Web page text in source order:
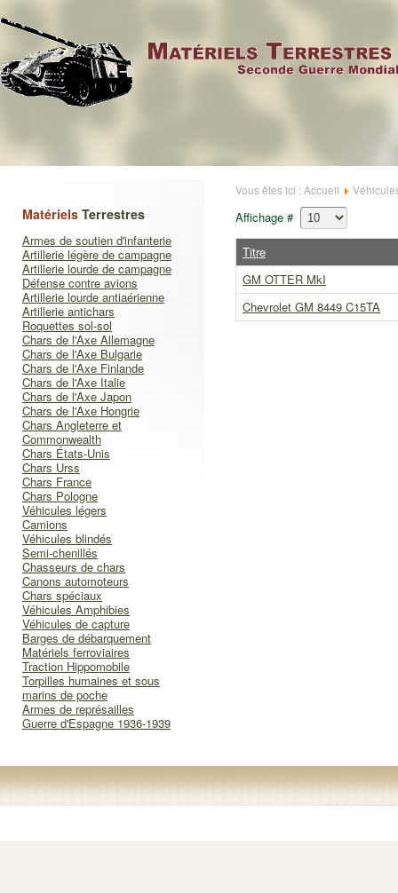
Matériels Terrestres
Armes de soutien d'infanterie
Artillerie légère de campagne
Artillerie lourde de campagne
Défense contre avions
Artillerie lourde antiaérienne
Artillerie antichars
Roquettes sol-sol
Chars de l'Axe Allemagne
Chars de l'Axe Bulgarie
Chars de l'Axe Finlande
Chars de l'Axe Italie
Chars de l'Axe Japon
Chars de l'Axe Hongrie
Chars Angleterre et
Commonwealth
Chars États-Unis
Chars Urss
Chars France
Chars Pologne
Véhicules légers
Camions
Véhicules blindés
Semi-chenillés
Chasseurs de chars
Canons automoteurs
Chars spéciaux
Véhicules Amphibies
Véhicules de capture
Barges de débarquement
Matériels ferroviaires
Traction Hippomobile
Torpilles humaines et sous
marins de poche
Armes de représailles
Guerre d'Espagne 1936-1939
Vous êtes ici : Accueil
Affichage #
Titre
GM OTTER MkI
Chevrolet GM 8449 C15TA